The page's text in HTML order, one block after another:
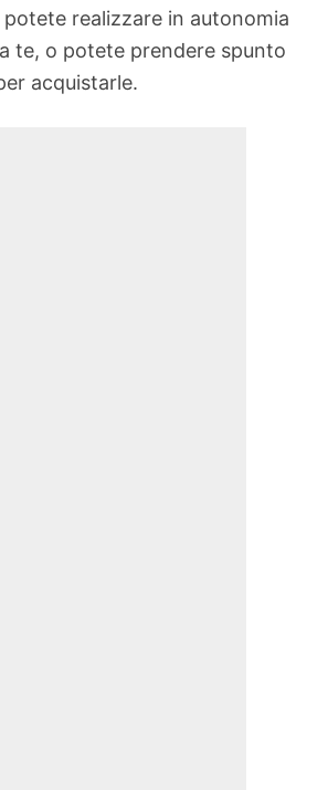
realizzare in autonomia
te, o potete prendere spunto
acquistarle.